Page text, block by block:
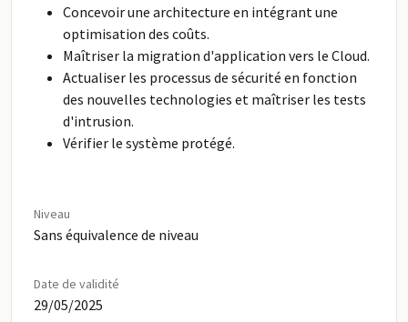
Concevoir une architecture en intégrant une
optimisation des coûts.
Maîtriser la migration d'application vers le Cloud.
Actualiser les processus de sécurité en fonction
des nouvelles technologies et maîtriser les tests
d'intrusion.
Vérifier le système protégé.
Niveau
Sans équivalence de niveau
Date de validité
29/05/2025